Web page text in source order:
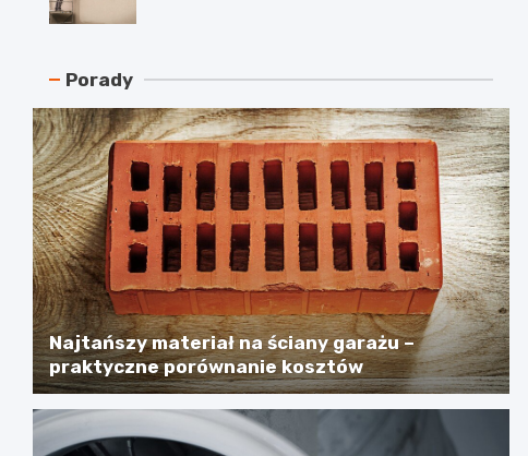
Porady
Najtańszy materiał na ściany garażu –
praktyczne porównanie kosztów